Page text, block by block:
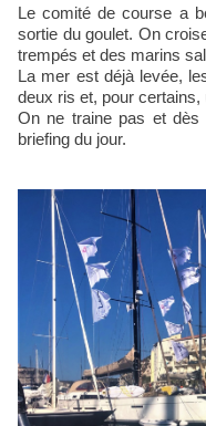
Le comité de course a besoin d'aller voir l’état de la mer à la
sortie du goulet. On
trempés et des marins
La mer est déjà levée,
deux ris et, pour certains,
On ne traine pas et dès
briefing du jour.